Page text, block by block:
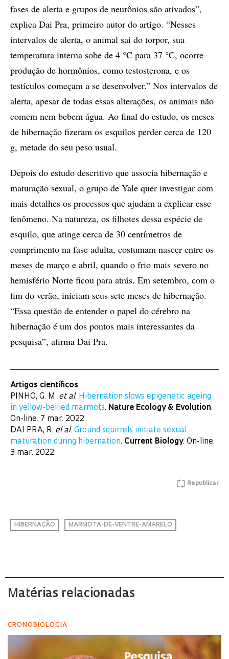
fases de alerta e grupos de neurônios são ativados”,
explica Dai Pra, primeiro autor do artigo. “Nesses
intervalos de alerta, o animal sai do torpor, sua
temperatura interna sobe de 4 °C para 37 °C, ocorre
produção de hormônios, como testosterona, e os
testículos começam a se desenvolver.” Nos intervalos de
alerta, apesar de todas essas alterações, os animais não
comem nem bebem água. Ao final do estudo, os meses
de hibernação fizeram os esquilos perder cerca de 120
g, metade do seu peso usual.
Depois do estudo descritivo que associa hibernação e
maturação sexual, o grupo de Yale quer investigar com
mais detalhes os processos que ajudam a explicar esse
fenômeno. Na natureza, os filhotes dessa espécie de
esquilo, que atinge cerca de 30 centímetros de
comprimento na fase adulta, costumam nascer entre os
meses de março e abril, quando o frio mais severo no
hemisfério Norte ficou para atrás. Em setembro, com o
fim do verão, iniciam seus sete meses de hibernação.
“Essa questão de entender o papel do cérebro na
hibernação é um dos pontos mais interessantes da
pesquisa”, afirma Dai Pra.
Artigos científicos
PINHO, G. M. et al. Hibernation slows epigenetic ageing
in yellow-bellied marmots. Nature Ecology & Evolution.
On-line. 7 mar. 2022.
DAI PRA, R. el al. Ground squirrels initiate sexual
maturation during hibernation. Current Biology. On-line.
3 mar. 2022.
Republicar
HIBERNAÇÃO MARMOTA-DE-VENTRE-AMARELO